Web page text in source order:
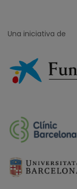
Una iniciativa de